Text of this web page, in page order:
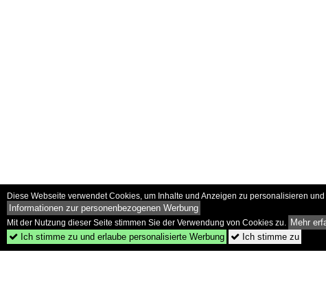
Diese Webseite verwendet Cookies, um Inhalte und Anzeigen zu personalisieren
Informationen zur personenbezogenen Werbung
Mit der Nutzung dieser Seite stimmen Sie der Verwendung von Cookies zu. Mehr
 Ich stimme zu und erlaube personalisierte Werbung  Ich stimme zu